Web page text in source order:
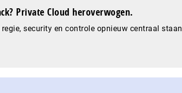
Private Cloud heroverwogen.
security en controle opnieuw centraal staan